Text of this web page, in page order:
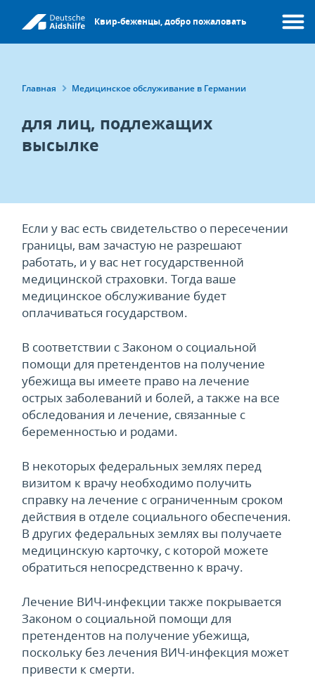
основному
Квир-беженцы, добро пожаловать Меню
Строка
Главная Медицинское обслуживание в Германии
для лиц, подлежащих
высылке
Если у вас есть свидетельство о пересечении
границы, вам зачастую не разрешают
работать, и у вас нет государственной
медицинской страховки. Тогда ваше
медицинское обслуживание будет
оплачиваться государством.
В соответствии с Законом о социальной
помощи для претендентов на получение
убежища вы имеете право на лечение
острых заболеваний и болей, а также на все
обследования и лечение, связанные с
беременностью и родами.
В некоторых федеральных землях перед
визитом к врачу необходимо получить
справку на лечение с ограниченным сроком
действия в отделе социального обеспечения.
В других федеральных землях вы получаете
медицинскую карточку, с которой можете
обратиться непосредственно к врачу.
Лечение ВИЧ-инфекции также покрывается
Законом о социальной помощи для
претендентов на получение убежища,
поскольку без лечения ВИЧ-инфекция может
привести к смерти.